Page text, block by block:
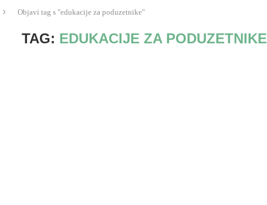
Objavi tag s "edukacije za poduzetnike"
TAG: EDUKACIJE ZA PODUZETNIKE